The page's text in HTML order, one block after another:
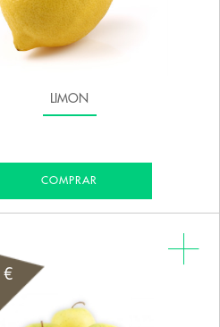
LIMON
COMPRAR
€